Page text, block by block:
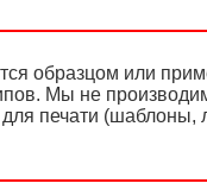
образцом или
Мы не
печати (шаблоны,